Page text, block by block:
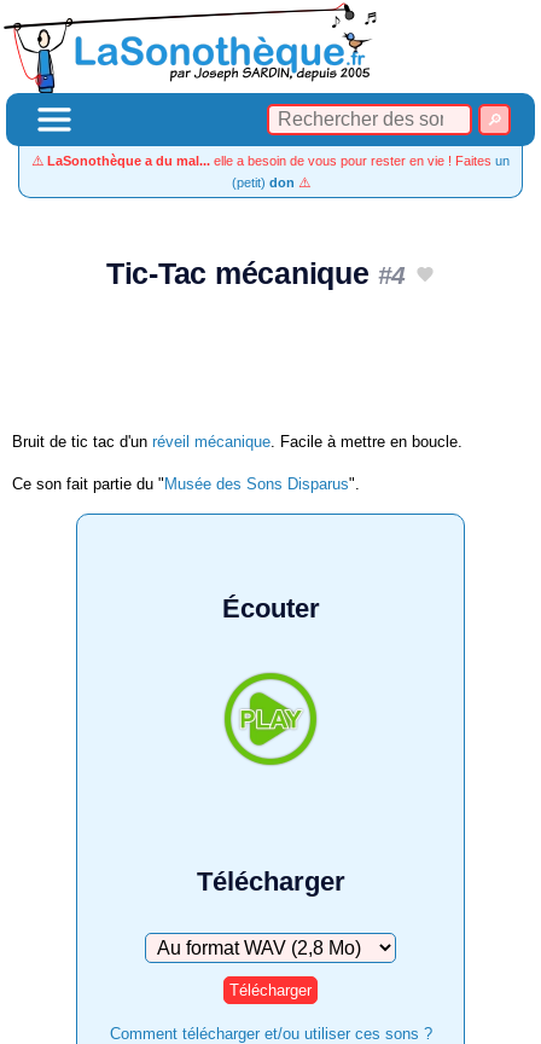
⚠️ LaSonothèque a du mal... elle a besoin de vous pour rester en vie ! Faites un
(petit) don ⚠️
Tic-Tac mécanique #4
Bruit de tic tac d'un réveil mécanique . Facile à mettre en boucle.
Ce son fait partie du " Musée des Sons Disparus".
Écouter
Télécharger
Télécharger
Comment télécharger et/ou utiliser ces sons ?